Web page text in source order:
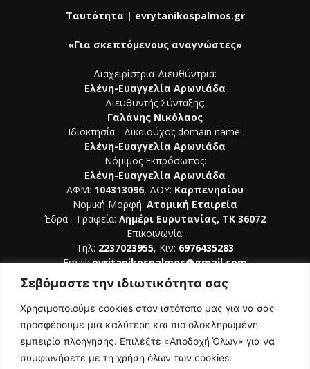
Σεβόμαστε την ιδιωτικότητα σας
Χρησιμοποιούμε cookies στον ιστότοπο μας για να σας
προσφέρουμε μια καλύτερη και πιο ολοκληρωμένη
εμπειρία πλοήγησης. Επιλέξτε «Αποδοχή Όλων» για να
συμφωνήσετε με τη χρήση όλων των cookies.
Ταυτότητα | evrytanikospalmos.gr
«Για σκεπτόμενους αναγνώστες»
Διαχειρίστρια-Διευθύντρια:
Ελένη-Ευαγγελία Αρωνιάδα
Διευθυντής Σύνταξης:
Γαλάνης Νικόλαος
Ιδιοκτησία - Δικαιούχος domain name:
Ελένη-Ευαγγελία Αρωνιάδα
Νόμιμος Εκπρόσωπος:
Ελένη-Ευαγγελία Αρωνιάδα
ΑΦΜ: 104313096, ΔΟΥ: Καρπενησίου
Νομική Μορφή: Ατομική Εταιρεία
Έδρα - Γραφεία: Λημέρι Ευρυτανίας, ΤΚ 36072
Επικοινωνία:
Τηλ: 2237023955, Κιν: 6976435283
Email:evritanikospalmos@gmail.com
Αριθμός Πιστοποίησης Μ.Η.Τ. 242044
ΑΚΟΛΟΥΘΗΣΕ ΜΑΣ